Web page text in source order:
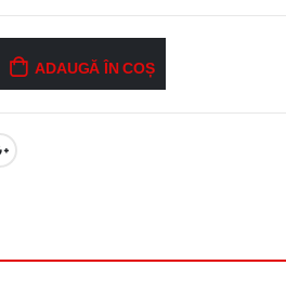
ADAUGĂ ÎN COȘ